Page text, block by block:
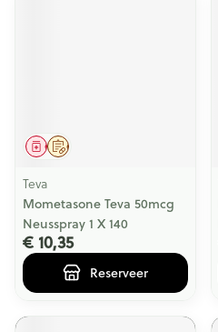
Op voorschrift
Geneesmiddel
Teva
Mometasone Teva 50mcg
Neusspray 1 X 140
€ 10,35
Reserveer